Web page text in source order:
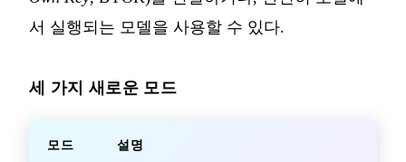
서 실행되는 모델을 사용할 수 있다.
세 가지 새로운 모드
모드 설명